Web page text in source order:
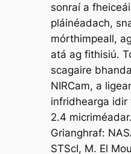
sonraí a
pláinéadach,
mórthimpeall,
atá ag fithisiú.
scagaire
NIRCam, a
infridhearga idir
2.4 micriméadar.
Grianghraf:
STScI, M. El